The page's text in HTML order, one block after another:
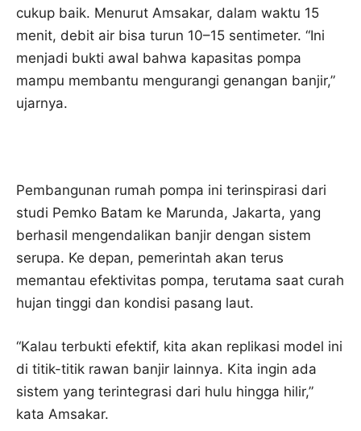
cukup baik. Menurut Amsakar, dalam waktu 15
menit, debit air bisa turun 10–15 sentimeter. “Ini
menjadi bukti awal bahwa kapasitas pompa
mampu membantu mengurangi genangan banjir,”
ujarnya.
Pembangunan rumah pompa ini terinspirasi dari
studi Pemko Batam ke Marunda, Jakarta, yang
berhasil mengendalikan banjir dengan sistem
serupa. Ke depan, pemerintah akan terus
memantau efektivitas pompa, terutama saat curah
hujan tinggi dan kondisi pasang laut.
“Kalau terbukti efektif, kita akan replikasi model ini
di titik-titik rawan banjir lainnya. Kita ingin ada
sistem yang terintegrasi dari hulu hingga hilir,”
kata Amsakar.